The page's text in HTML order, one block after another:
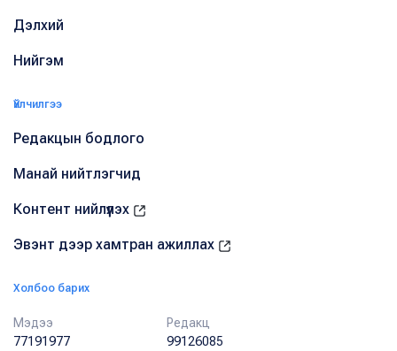
Дэлхий
Нийгэм
Үйлчилгээ
Редакцын бодлого
Манай нийтлэгчид
Контент нийлүүлэх
Эвэнт дээр хамтран ажиллах
Холбоо барих
Мэдээ
77191977
Редакц
99126085